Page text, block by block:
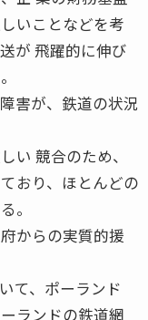
いことなどを考
が 飛躍的に伸び
害が、鉄道の状況
い 競合のため、
おり、ほとんどの
。
からの実質的援
て、ポーランド
ランドの鉄道網